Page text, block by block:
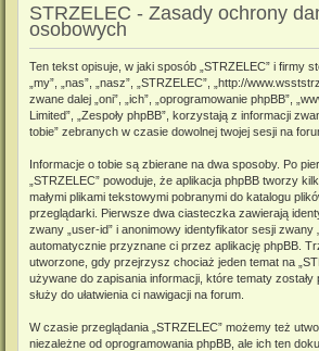
STRZELEC - Zasady ochrony
osobowych
Ten tekst opisuje, w jaki sposób „STRZELEC” i firmy
„my”, „nas”, „nasz”, „STRZELEC”, „http://
zwane dalej „oni”, „ich”, „oprogramowanie phpBB”,
Limited”, „Zespoły phpBB”, korzystają z informacji
tobie” zebranych w czasie dowolnej twojej sesji na
Informacje o tobie są zbierane na dwa sposoby. Po
„STRZELEC” powoduje, że aplikacja phpBB tworzy
małymi plikami tekstowymi pobranymi do katalogu
przeglądarki. Pierwsze dwa ciasteczka zawierają
zwany „user-id” i anonimowy identyfikator sesji zwany
automatycznie przyznane ci przez aplikację phpBB.
utworzone, gdy przejrzysz chociaż jeden temat na
używane do zapisania informacji, które tematy
służy do ułatwienia ci nawigacji na forum.
W czasie przeglądania „STRZELEC” możemy też
niezależne od oprogramowania phpBB, ale ich ten